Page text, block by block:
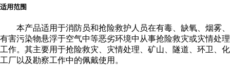
适用范围
本产品适用于消防员和抢险救护人员在有毒、缺氧、烟雾、
有害污染物悬浮于空气中等恶劣环境中从事抢险救灾或灾情处理
工作。其主要用于抢险救灾、灾情处理、矿山、隧道、环卫、化
工厂以及勘察工作中的佩戴使用。